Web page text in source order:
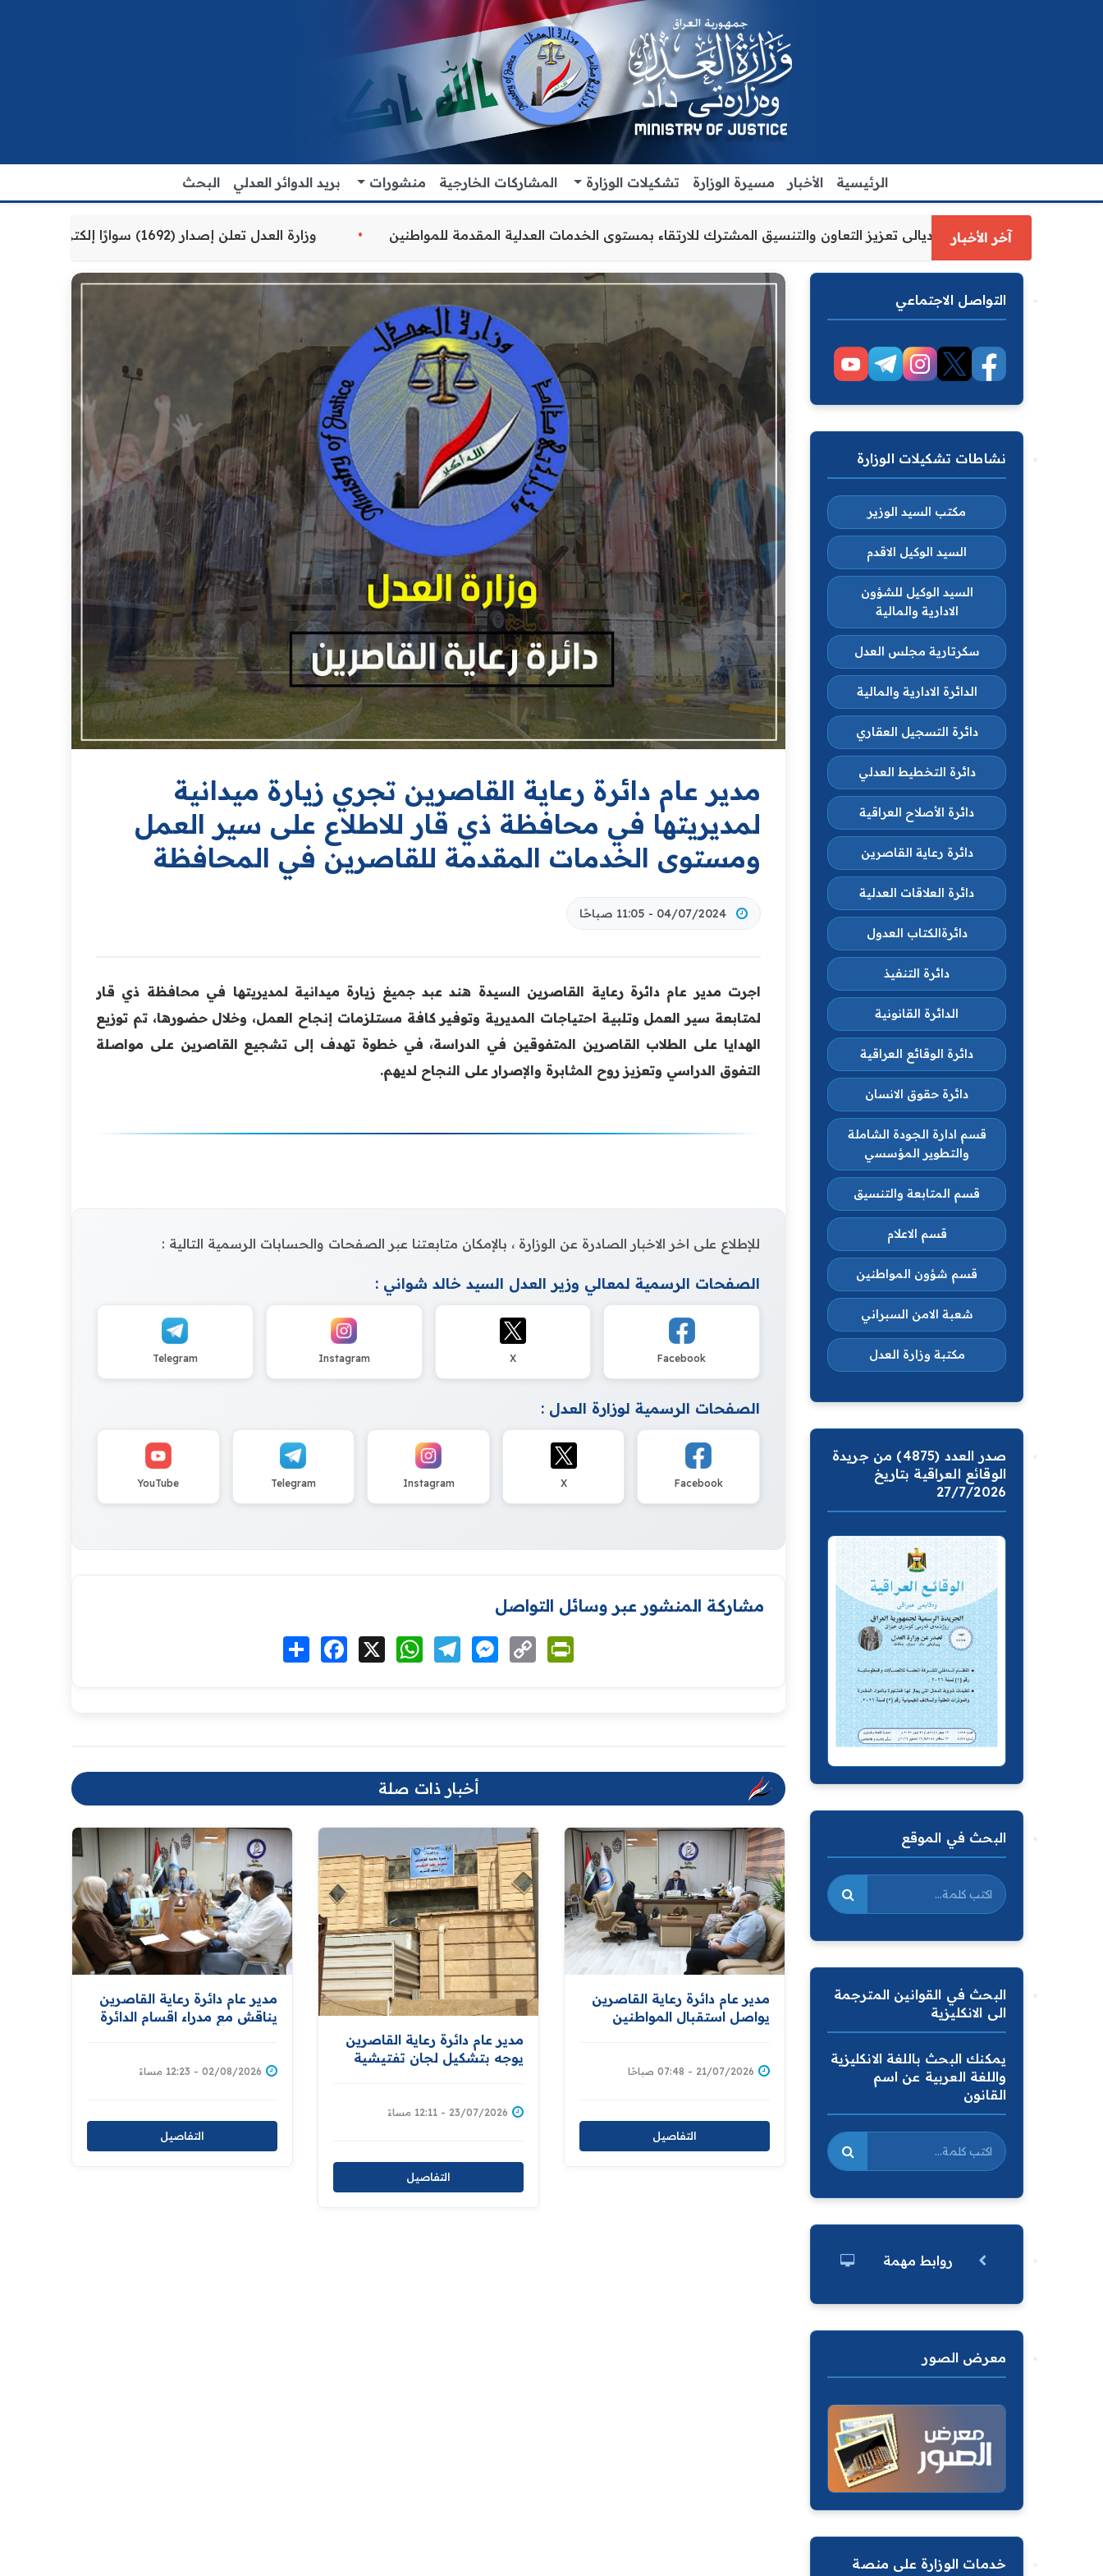
الرئيسية الأخبار مسيرة الوزارة تشكيلات الوزارة المشاركات الخارجية منشورات بريد الدوائر العدلي البحث
آخر الأخبار
الاقدم يبحث مع رئيس مجلس محافظة ديالى تعزيز التعاون والتنسيق المشترك للارتقاء بمستوى الخدمات العدلية المقدمة للمواطنين وزارة العدل تعلن إصدار (1692) سوارًا إلكترونيًا لنزلاء سجن الناصرية المركزي لتنظيم التعاملات المالية داخل المؤسسات الإصلاحية
مدير عام دائرة رعاية القاصرين تجري زيارة ميدانية
لمديريتها في محافظة ذي قار للاطلاع على سير العمل
ومستوى الخدمات المقدمة للقاصرين في المحافظة
04/07/2024 - 11:05 صباحًا
اجرت مدير عام دائرة رعاية القاصرين السيدة هند عبد جميغ زيارة ميدانية لمديريتها في محافظة ذي قار
لمتابعة سير العمل وتلبية احتياجات المديرية وتوفير كافة مستلزمات إنجاح العمل، وخلال حضورها، تم توزيع
الهدايا على الطلاب القاصرين المتفوقين في الدراسة، في خطوة تهدف إلى تشجيع القاصرين على مواصلة
التفوق الدراسي وتعزيز روح المثابرة والإصرار على النجاح لديهم.
للإطلاع على اخر الاخبار الصادرة عن الوزارة ، بالإمكان متابعتنا عبر الصفحات والحسابات الرسمية التالية :
الصفحات الرسمية لمعالي وزير العدل السيد خالد شواني :
Facebook
X
Instagram
Telegram
الصفحات الرسمية لوزارة العدل :
Facebook
X
Instagram
Telegram
YouTube
مشاركة المنشور عبر وسائل التواصل
انشر Facebook WhatsAppTelegramMessenger
Copy
Link
أخبار ذات صلة
مدير عام دائرة رعاية القاصرين
يناقش مع مدراء اقسام الدائرة
02/08/2026 - 12:23 مساءً
التفاصيل
مدير عام دائرة رعاية القاصرين
يوجه بتشكيل لجان تفتيشية
23/07/2026 - 12:11 مساءً
التفاصيل
مدير عام دائرة رعاية القاصرين
يواصل استقبال المواطنين
21/07/2026 - 07:48 صباحًا
التفاصيل
التواصل الاجتماعي
نشاطات تشكيلات الوزارة
مكتب السيد الوزير
السيد الوكيل الاقدم
السيد الوكيل للشؤون
الادارية والمالية
سكرتارية مجلس العدل
الدائرة الادارية والمالية
دائرة التسجيل العقاري
دائرة التخطيط العدلي
دائرة الأصلاح العراقية
دائرة رعاية القاصرين
دائرة العلاقات العدلية
دائرةالكتاب العدول
دائرة التنفيذ
الدائرة القانونية
دائرة الوقائع العراقية
دائرة حقوق الانسان
قسم ادارة الجودة الشاملة
والتطوير المؤسسي
قسم المتابعة والتنسيق
قسم الاعلام
قسم شؤون المواطنين
شعبة الامن السبراني
مكتبة وزارة العدل
صدر العدد (4875) من جريدة
الوقائع العراقية بتاريخ
27/7/2026
البحث في الموقع
البحث في القوانين المترجمة
الى الانكليزية
يمكنك البحث باللغة الانكليزية
واللغة العربية عن اسم
القانون
روابط مهمة
معرض الصور
خدمات الوزارة على منصة